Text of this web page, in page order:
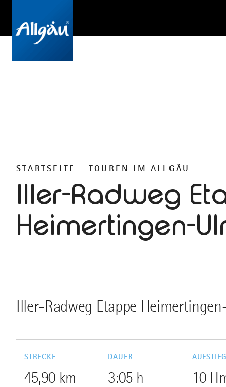
STARTSEITE TOUREN IM ALLGÄU
Iller-Radweg
Heimertingen-
Iller-Radweg Etappe
STRECKE
45,90 km
DAUER
3:05 h
AUFSTIEG
10